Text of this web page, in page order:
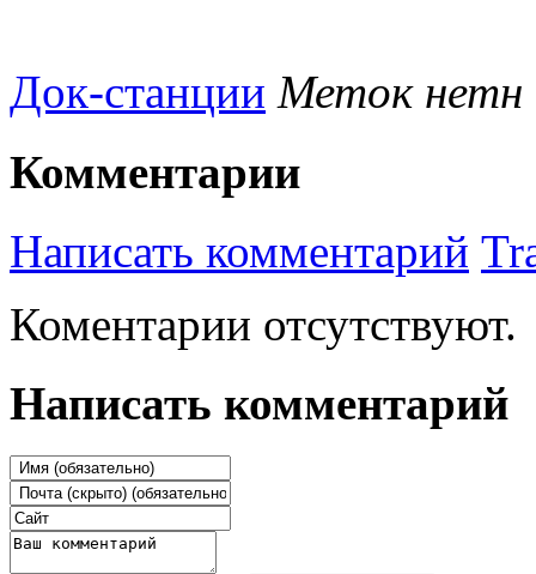
Док-станции Меток нетн
Комментарии
Написать комментарий
Коментарии отсутствуют.
Написать комментарий